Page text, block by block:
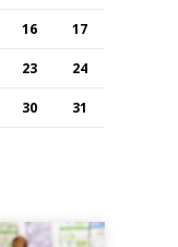
16 17
23 24
30 31